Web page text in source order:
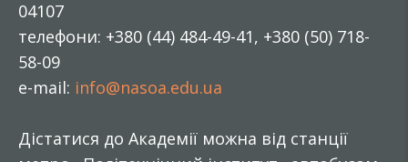
04107
телефони: +380 (44) 484-49-41, +380 (50) 718-
58-09
e-mail: info@nasoa.edu.ua
Дістатися до Академії можна від станції